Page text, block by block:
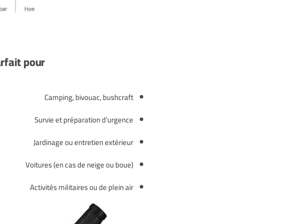
pour :
Camping, bivouac, bushcraft
Survie et préparation d’urgence
Jardinage ou entretien extérieur
Voitures (en cas de neige ou boue)
Activités militaires ou de plein air